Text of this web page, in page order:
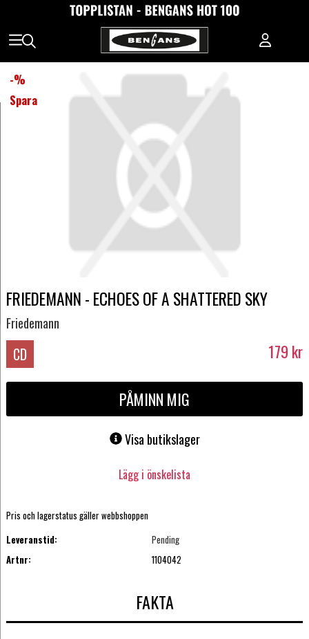
-%
Spara
FRIEDEMANN - ECHOES OF A SHATTERED SKY
Friedemann
CD 179 kr
PÅMINN MIG
Visa butikslager
Lägg i önskelista
Pris och lagerstatus gäller webbshoppen
Leveranstid:
Pending
Artnr:
1104042
FAKTA